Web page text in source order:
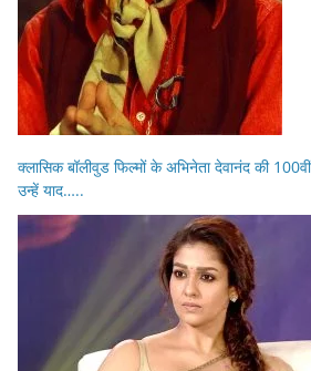
क्लासिक बॉलीवुड फिल्मों के अभिनेता देवानंद की
उन्हें याद…..